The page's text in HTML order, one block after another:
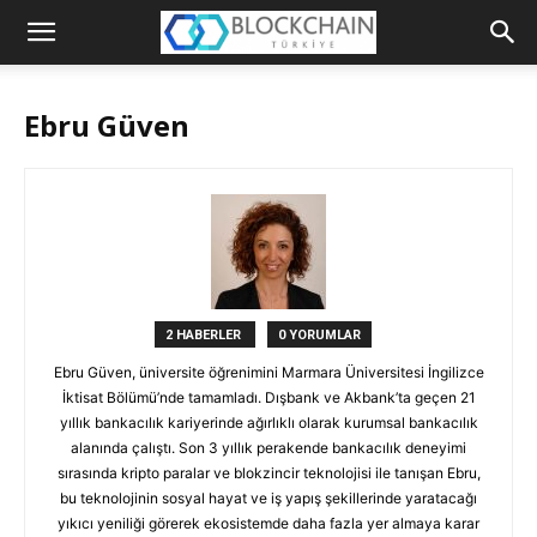
Blockchain
Ebru Güven
2 HABERLER 0 YORUMLAR
Ebru Güven, üniversite öğrenimini Marmara Üniversitesi İngilizce
İktisat Bölümü’nde tamamladı. Dışbank ve Akbank’ta geçen 21
yıllık bankacılık kariyerinde ağırlıklı olarak kurumsal bankacılık
alanında çalıştı. Son 3 yıllık perakende bankacılık deneyimi
sırasında kripto paralar ve blokzincir teknolojisi ile tanışan Ebru,
bu teknolojinin sosyal hayat ve iş yapış şekillerinde yaratacağı
yıkıcı yeniliği görerek ekosistemde daha fazla yer almaya karar